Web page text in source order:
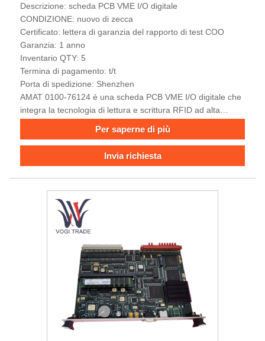
Descrizione: scheda PCB VME I/O digitale
CONDIZIONE: nuovo di zecca
Certificato: lettera di garanzia del rapporto di test COO
Garanzia: 1 anno
Inventario QTY: 5
Termina di pagamento: t/t
Porta di spedizione: Shenzhen
AMAT 0100-76124 è una scheda PCB VME I/O digitale che
integra la tecnologia di lettura e scrittura RFID ad alta
raccolta di dati di veicoli o wafer nel processo di produzione.
Per saperne di più
Invia richiesta